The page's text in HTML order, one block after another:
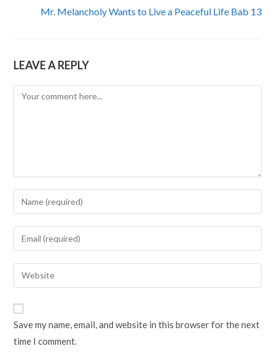
Mr. Melancholy Wants to Live a Peaceful Life Bab 13
LEAVE A REPLY
Comment
Enter
your
name
to
comment
Enter
your
email
address
Enter
your
URL
(optional)
Save my name, email, and website in this browser for the next
time I comment.